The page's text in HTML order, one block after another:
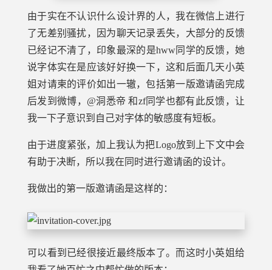
由于实在不认识什么设计界的人，我在微信上进行
了无差别骚扰，因为聊天记录丢失，大部分的反馈
已经记不清了，印象最深的是hww同学的反馈，她
说字体实在是应该好好换一下，这和后面几天小英
姐对请柬的评价如出一辙，包括第一版邀请函完成
后发到微博，@洞悉帝 和zf同学也都有此反馈，让
我一下子意识到自己对字体的敏感度有短板。
由于进度紧张，加上我认为把Logo放到上下文中会
有助于决断，所以我在同时进行邀请函的设计。
我做出的第一版邀请函是这样的：
可以看到已经很接近最终版本了。而这时小英姐给